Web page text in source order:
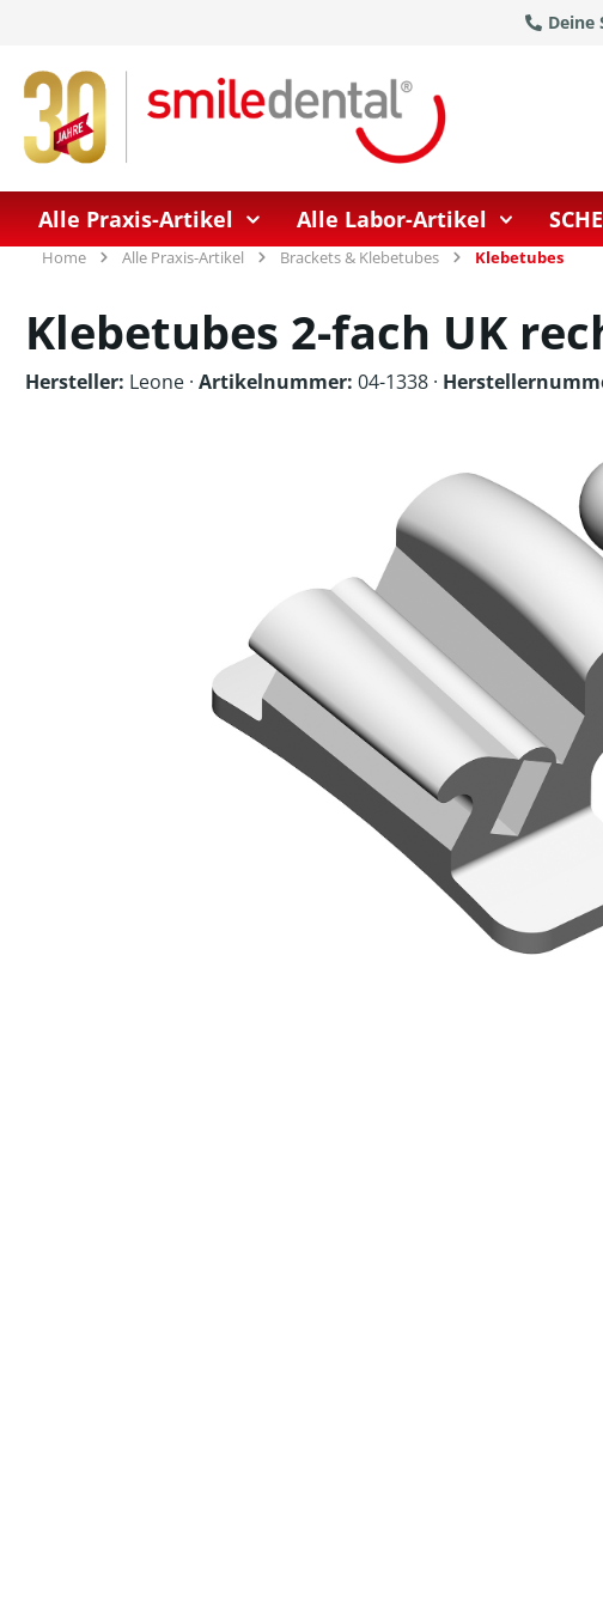
Deine
Alle Praxis-Artikel Alle Labor-Artikel
Home Alle Praxis-Artikel Brackets & Klebetubes Klebetubes
Klebetubes 2-fach UK
Hersteller: Leone · Artikelnummer: 04-1338 ·